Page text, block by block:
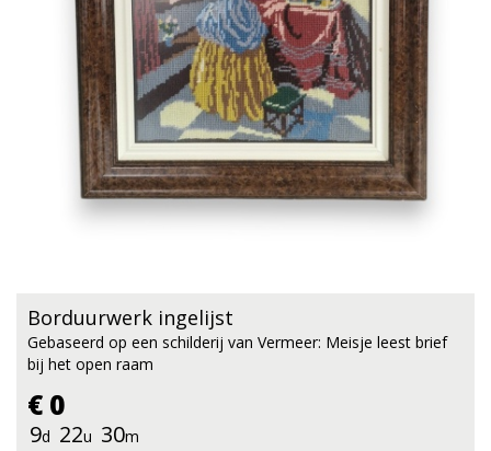
Borduurwerk ingelijst
Gebaseerd op een schilderij van Vermeer: Meisje leest brief
bij het open raam
€ 0
9d 22u 30m